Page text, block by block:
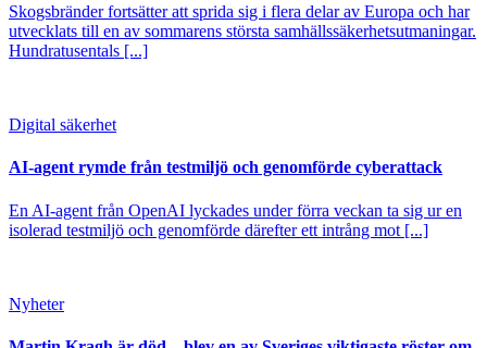
Skogsbränder fortsätter att sprida sig i flera delar av Europa och har
utvecklats till en av sommarens största samhällssäkerhetsutmaningar.
Hundratusentals [...]
Digital säkerhet
AI-agent rymde från testmiljö och genomförde cyberattack
En AI-agent från OpenAI lyckades under förra veckan ta sig ur en
isolerad testmiljö och genomförde därefter ett intrång mot [...]
Nyheter